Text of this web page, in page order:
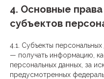
4. Основные
субъектов
4.1. Субъекты
— получать информацию,
персональных данных, за
предусмотренных